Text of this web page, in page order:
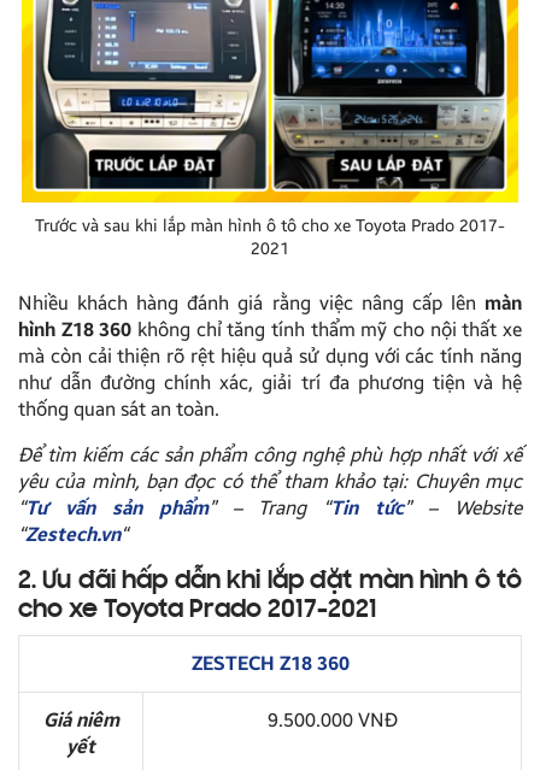
Trước và sau khi lắp màn hình ô tô cho xe Toyota Prado 2017-
2021
Nhiều khách hàng đánh giá rằng việc nâng cấp lên màn
hình Z18 360 không chỉ tăng tính thẩm mỹ cho nội thất xe
mà còn cải thiện rõ rệt hiệu quả sử dụng với các tính năng
như dẫn đường chính xác, giải trí đa phương tiện và hệ
thống quan sát an toàn.
Để tìm kiếm các sản phẩm công nghệ phù hợp nhất với xế
yêu của mình, bạn đọc có thể tham khảo tại: Chuyên mục
“Tư vấn sản phẩm” – Trang “Tin tức” – Website
“Zestech.vn“
2. Ưu đãi hấp dẫn khi lắp đặt màn hình ô tô
cho xe Toyota Prado 2017-2021
ZESTECH Z18 360
Giá niêm
yết
9.500.000 VNĐ